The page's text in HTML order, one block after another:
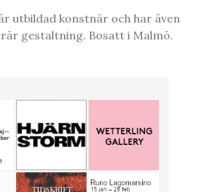
utbildad konstnär och har även
gestaltning. Bosatt i Malmö.